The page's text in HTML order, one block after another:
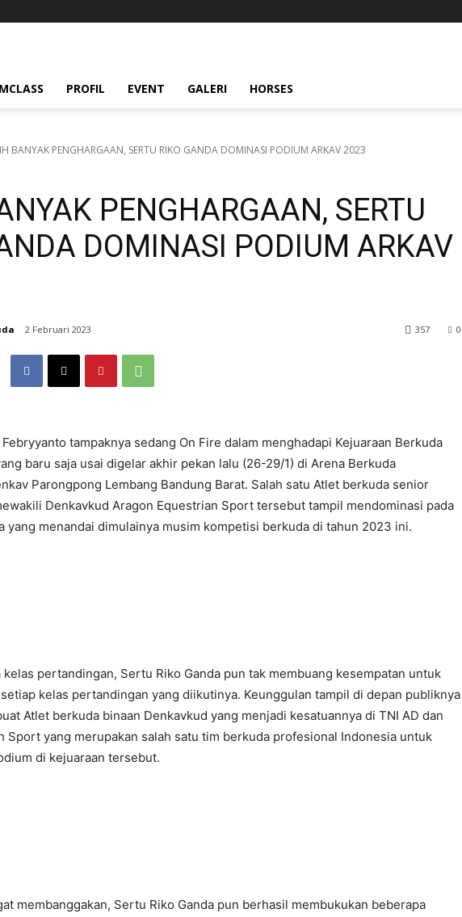
PROFIL EVENT GALERI HORSES
BANYAK PENGHARGAAN, SERTU RIKO GANDA DOMINASI PODIUM ARKAV 2023
PENGHARGAAN, SERTU
DOMINASI PODIUM ARKAV
2 Februari 2023 0
357
tampaknya sedang On Fire dalam menghadapi Kejuaraan Berkuda
baru saja usai digelar akhir pekan lalu (26-29/1) di Arena Berkuda
Parongpong Lembang Bandung Barat. Salah satu Atlet berkuda senior
Denkavkud Aragon Equestrian Sport tersebut tampil mendominasi pada
yang menandai dimulainya musim kompetisi berkuda di tahun 2023 ini.
pertandingan, Sertu Riko Ganda pun tak membuang kesempatan untuk
kelas pertandingan yang diikutinya. Keunggulan tampil di depan publiknya
Atlet berkuda binaan Denkavkud yang menjadi kesatuannya di TNI AD dan
Sport yang merupakan salah satu tim berkuda profesional Indonesia untuk
di kejuaraan tersebut.
membanggakan, Sertu Riko Ganda pun berhasil membukukan beberapa